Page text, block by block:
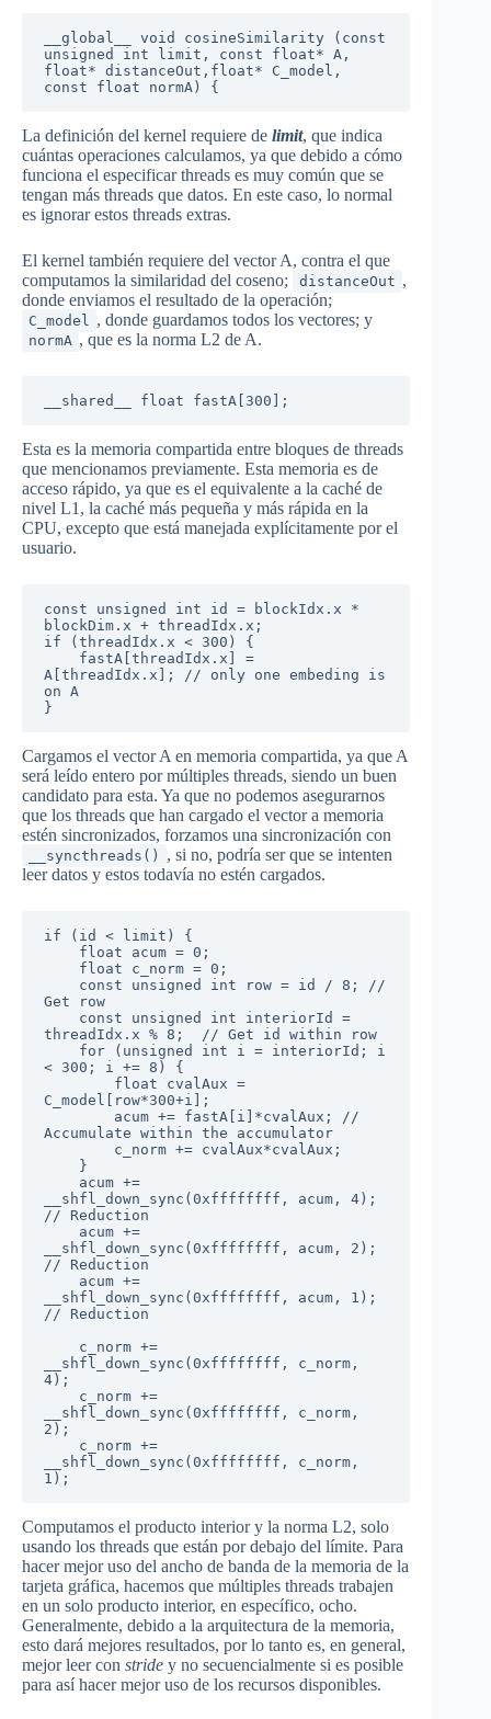
__global__ void cosineSimilarity (const
unsigned int limit, const float* A,
float* distanceOut,float* C_model,
const float normA) {
La definición del kernel requiere de limit, que indica
cuántas operaciones calculamos, ya que debido a cómo
funciona el especificar threads es muy común que se
tengan más threads que datos. En este caso, lo normal
es ignorar estos threads extras.
El kernel también requiere del vector A, contra el que
computamos la similaridad del coseno;
distanceOut ,
donde enviamos el resultado de la operación;
C_model , donde guardamos todos los vectores; y
normA , que es la norma L2 de A.
__shared__ float fastA[300];
Esta es la memoria compartida entre bloques de threads
que mencionamos previamente. Esta memoria es de
acceso rápido, ya que es el equivalente a la caché de
nivel L1, la caché más pequeña y más rápida en la
CPU, excepto que está manejada explícitamente por el
usuario.
const unsigned int id = blockIdx.x *
blockDim.x + threadIdx.x;
if (threadIdx.x < 300) {
A[threadIdx.x]; // only one embeding is
on A
}
Cargamos el vector A en memoria compartida, ya que A
será leído entero por múltiples threads, siendo un buen
candidato para esta. Ya que no podemos asegurarnos
que los threads que han cargado el vector a memoria
estén sincronizados, forzamos una sincronización con
__syncthreads()
, si no, podría ser que se intenten
leer datos y estos todavía no estén cargados.
if (id < limit) {
Get row
threadIdx.x % 8;  // Get id within row
< 300; i += 8) {
C_model[row*300+i];
Accumulate within the accumulator
__shfl_down_sync(0xffffffff, acum, 4);
// Reduction
__shfl_down_sync(0xffffffff, acum, 2);
// Reduction
__shfl_down_sync(0xffffffff, acum, 1);
// Reduction
__shfl_down_sync(0xffffffff, c_norm,
4);
__shfl_down_sync(0xffffffff, c_norm,
2);
__shfl_down_sync(0xffffffff, c_norm,
1);
Computamos el producto interior y la norma L2, solo
usando los threads que están por debajo del límite. Para
hacer mejor uso del ancho de banda de la memoria de la
tarjeta gráfica, hacemos que múltiples threads trabajen
en un solo producto interior, en específico, ocho.
Generalmente, debido a la arquitectura de la memoria,
esto dará mejores resultados, por lo tanto es, en general,
mejor leer con stride y no secuencialmente si es posible
para así hacer mejor uso de los recursos disponibles.